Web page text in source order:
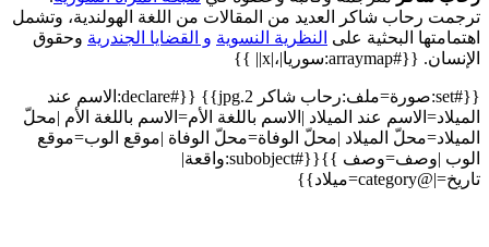
ترجمت رحاب شاكر العديد من المقالات من اللغة الهولندية، وتشمل
اهتمامتها البحثية على النظرية النسوية و القضايا الجندرية وحقوق
الإنسان. {{#arraymap:سوريا|،|x|| }}
{{#set:صورة=ملف:رحاب شاكر 2.jpg}} {{#declare:الاسم عند
الميلاد=الاسم عند الميلاد |الاسم باللغة الأم=الاسم باللغة الأم |محلّ
الميلاد=محلّ الميلاد |محلّ الوفاة=محلّ الوفاة |موقع الوب=موقع
الوب |وصف=وصف }}{{#subobject:واقعة|
تاريخ=|@category=ميلاد}}